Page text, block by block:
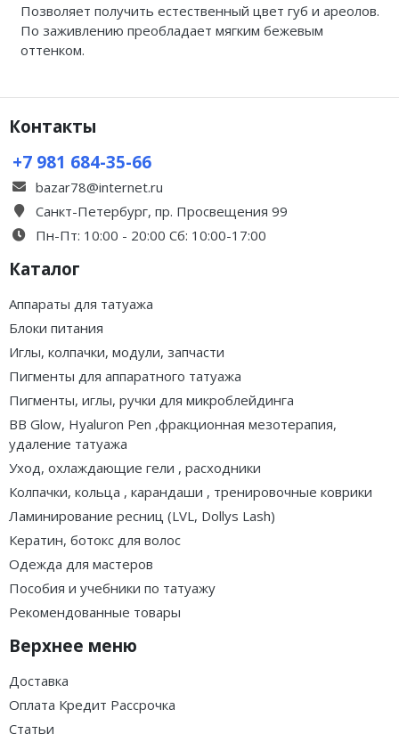
Позволяет получить естественный цвет губ и ареолов.
По заживлению преобладает мягким бежевым
оттенком.
Контакты
+7 981 684-35-66
bazar78@internet.ru
Санкт-Петербург, пр. Просвещения 99
Пн-Пт: 10:00 - 20:00 Сб: 10:00-17:00
Каталог
Аппараты для татуажа
Блоки питания
Иглы, колпачки, модули, запчасти
Пигменты для аппаратного татуажа
Пигменты, иглы, ручки для микроблейдинга
BB Glow, Hyaluron Pen ,фракционная мезотерапия,
удаление татуажа
Уход, охлаждающие гели , расходники
Колпачки, кольца , карандаши , тренировочные коврики
Ламинирование ресниц (LVL, Dollys Lash)
Кератин, ботокс для волос
Одежда для мастеров
Пособия и учебники по татуажу
Рекомендованные товары
Верхнее меню
Доставка
Оплата Кредит Рассрочка
Статьи